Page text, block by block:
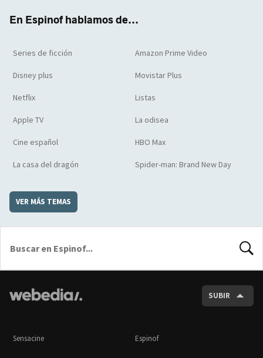
En Espinof hablamos de...
Series de ficción Amazon Prime Video
Disney plus Movistar Plus
Netflix Listas
Apple TV La odisea
Cine español HBO Max
La casa del dragón Spider-man: Brand New Day
VER MÁS TEMAS
SUBIR
Sensacine Espinof